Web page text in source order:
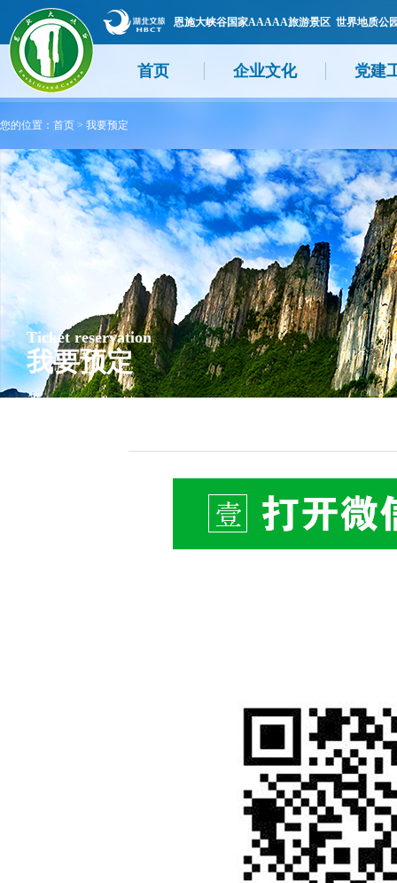
恩施大峡谷国家AAAAA旅游景区 世界地质公
首页 企业文化 党建
您的位置： 首页 > 我要预定
Ticket reservation
我要预定